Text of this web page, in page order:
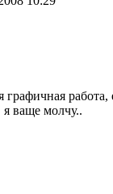
графичная
ваще молчу..